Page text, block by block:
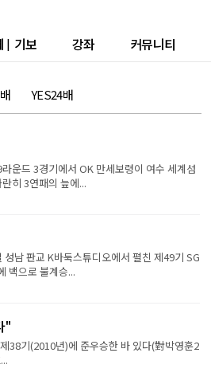
| 기보 강좌 커뮤니티
YES24배
운드 3경기에서 OK 만세보령이 여수 세계섬
히 3연패의 늪에...
남 판교 K바둑스튜디오에서 펼친 제49기 SG
백으로 불계승...
"
38기(2010년)에 준우승한 바 있다(對박영훈2